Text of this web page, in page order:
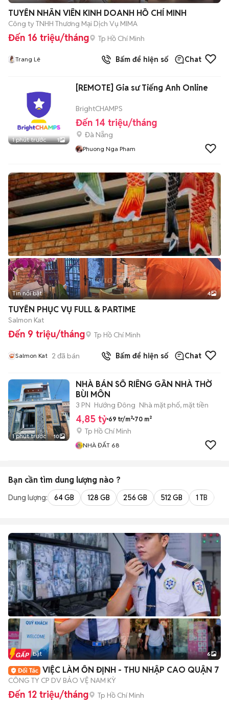
TUYỂN NHÂN VIÊN KINH DOANH HỒ CHÍ MINH
Công ty TNHH Thương Mại Dịch Vụ MIMA
Đến 16 triệu/tháng Tp Hồ Chí Minh
Trang Lê Bấm để hiện số Chat
1 phút trước 1
[REMOTE] Gia sư Tiếng Anh Online
BrightCHAMPS
Đến 14 triệu/tháng
Đà Nẵng
Phuong Nga Pham
Tin nổi bật 4
TUYỂN PHỤC VỤ FULL & PARTIME
Salmon Kat
Đến 9 triệu/tháng Tp Hồ Chí Minh
Salmon Kat 2 đã bán Bấm để hiện số Chat
1 phút trước 10
NHÀ BÁN SỔ RIÊNG GẦN NHÀ THỜ
BÙI MÔN
3 PN Hướng Đông Nhà mặt phố, mặt tiền
4,85 tỷ 69 tr/m² 70 m²
Tp Hồ Chí Minh
NHÀ ĐẤT 68
Bạn cần tìm dung lượng nào ?
Dung lượng: 64 GB 128 GB 256 GB 512 GB 1 TB
+2
Tin nổi bật 6
VIỆC LÀM ỔN ĐỊNH - THU NHẬP CAO QUẬN 7
CÔNG TY CP DV BẢO VỆ NAM KỲ
Đến 12 triệu/tháng Tp Hồ Chí Minh